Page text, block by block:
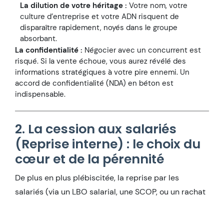
La dilution de votre héritage : Votre nom, votre
culture d’entreprise et votre ADN risquent de
disparaître rapidement, noyés dans le groupe
absorbant.
La confidentialité : Négocier avec un concurrent est
risqué. Si la vente échoue, vous aurez révélé des
informations stratégiques à votre pire ennemi. Un
accord de confidentialité (NDA) en béton est
indispensable.
2. La cession aux salariés
(Reprise interne) : le choix du
cœur et de la pérennité
De plus en plus plébiscitée, la reprise par les
salariés (via un LBO salarial, une SCOP, ou un rachat